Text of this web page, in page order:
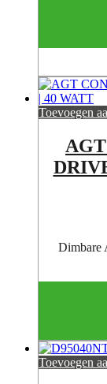
Toevoegen
Dimbare
Toevoegen